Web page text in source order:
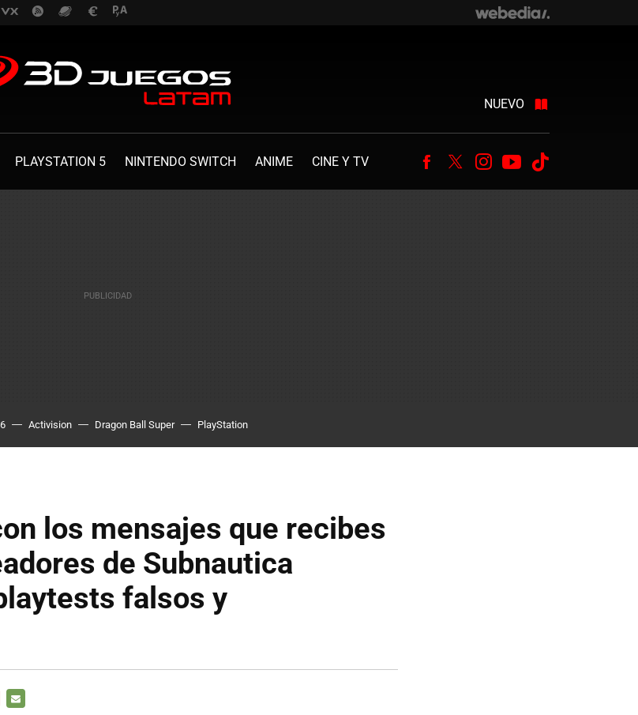
NUEVO
PLAYSTATION 5 NINTENDO SWITCH ANIME CINE Y TV Facebook
TwitterInstagram
Youtube
Activision Dragon Ball Super PlayStation
los mensajes que recibes
de Subnautica
falsos y